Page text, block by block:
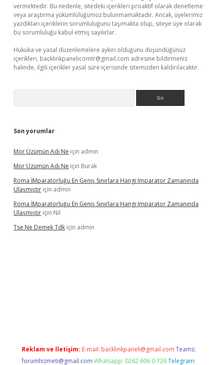
vermektedir. Bu nedenle, sitedeki içerikleri proaktif olarak denetleme
veya araştırma yükümlülüğümüz bulunmamaktadır. Ancak, üyelerimiz
yazdıkları içeriklerin sorumluluğunu taşımakta olup, siteye üye olarak
bu sorumluluğu kabul etmiş sayılırlar.
Hukuka ve yasal düzenlemelere aykırı olduğunu düşündüğünüz
içerikleri, backlinkpanelicomtr@gmail.com adresine bildirmeniz
halinde, ilgili içerikler yasal süre içerisinde sitemizden kaldırılacaktır.
Son yorumlar
Mor Üzümün Adı Ne için admin
Mor Üzümün Adı Ne için Burak
Roma İMparatorluğu En Geniş Sınırlara Hangi Imparator Zamanında
Ulaşmıştır için admin
Roma İMparatorluğu En Geniş Sınırlara Hangi Imparator Zamanında
Ulaşmıştır için Nil
Tse Ne Demek Tdk için admin
Reklam ve İletişim: E-mail: backlinkpaneli@gmail.com Teams:
forumhizmeti@gmail.com Whatsapp: 0262 606 0 726 Telegram: